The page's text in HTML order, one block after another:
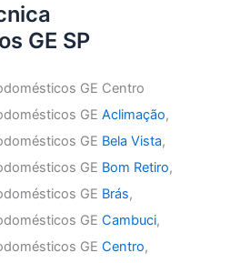
GE SP
GE Centro
GEAclimação,
GE Bela Vista,
GE Bom Retiro,
GE Brás,
GECambuci,
GECentro,